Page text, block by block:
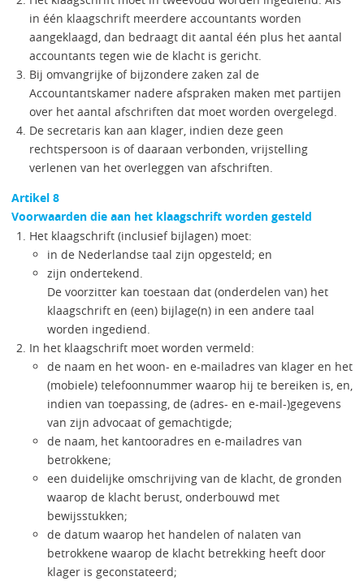
in één klaagschrift meerdere accountants worden
aangeklaagd, dan bedraagt dit aantal één plus het aantal
accountants tegen wie de klacht is gericht.
Bij omvangrijke of bijzondere zaken zal de
Accountantskamer nadere afspraken maken met partijen
over het aantal afschriften dat moet worden overgelegd.
De secretaris kan aan klager, indien deze geen
rechtspersoon is of daaraan verbonden, vrijstelling
verlenen van het overleggen van afschriften.
Artikel 8
Voorwaarden die aan het klaagschrift worden gesteld
Het klaagschrift (inclusief bijlagen) moet:
in de Nederlandse taal zijn opgesteld; en
zijn ondertekend.
De voorzitter kan toestaan dat (onderdelen van) het
klaagschrift en (een) bijlage(n) in een andere taal
worden ingediend.
In het klaagschrift moet worden vermeld:
de naam en het woon- en e-mailadres van klager en het
(mobiele) telefoonnummer waarop hij te bereiken is, en,
indien van toepassing, de (adres- en e-mail-)gegevens
van zijn advocaat of gemachtigde;
de naam, het kantooradres en e-mailadres van
betrokkene;
een duidelijke omschrijving van de klacht, de gronden
waarop de klacht berust, onderbouwd met
bewijsstukken;
de datum waarop het handelen of nalaten van
betrokkene waarop de klacht betrekking heeft door
klager is geconstateerd;